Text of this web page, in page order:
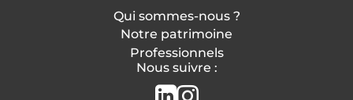
Qui sommes-nous ?
Notre patrimoine
Professionnels
Nous suivre :